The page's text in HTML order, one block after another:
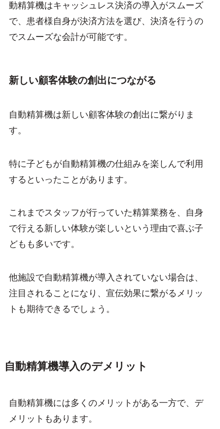
動精算機はキャッシュレス決済の導入がスムーズ
で、患者様自身が決済方法を選び、決済を行うの
でスムーズな会計が可能です。
新しい顧客体験の創出につながる
自動精算機は新しい顧客体験の創出に繋がりま
す。
特に子どもが自動精算機の仕組みを楽しんで利用
するといったことがあります。
これまでスタッフが行っていた精算業務を、自身
で行える新しい体験が楽しいという理由で喜ぶ子
どもも多いです。
他施設で自動精算機が導入されていない場合は、
注目されることになり、宣伝効果に繋がるメリッ
トも期待できるでしょう。
自動精算機導入のデメリット
自動精算機には多くのメリットがある一方で、デ
メリットもあります。